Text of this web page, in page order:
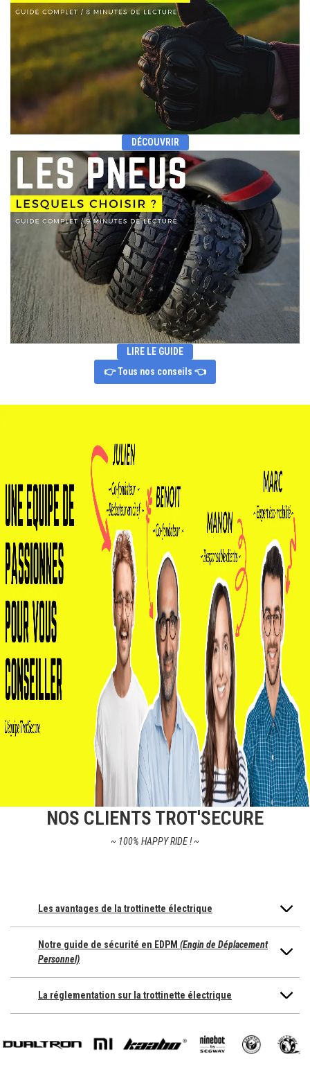
DÉCOUVRIR
LIRE LE GUIDE
👉 Tous nos conseils 👈
NOS CLIENTS TROT'SECURE
~ 100% HAPPY RIDE ! ~
Les avantages de la trottinette électrique
Notre guide de sécurité en EDPM (Engin de Déplacement
Personnel)
La réglementation sur la trottinette électrique